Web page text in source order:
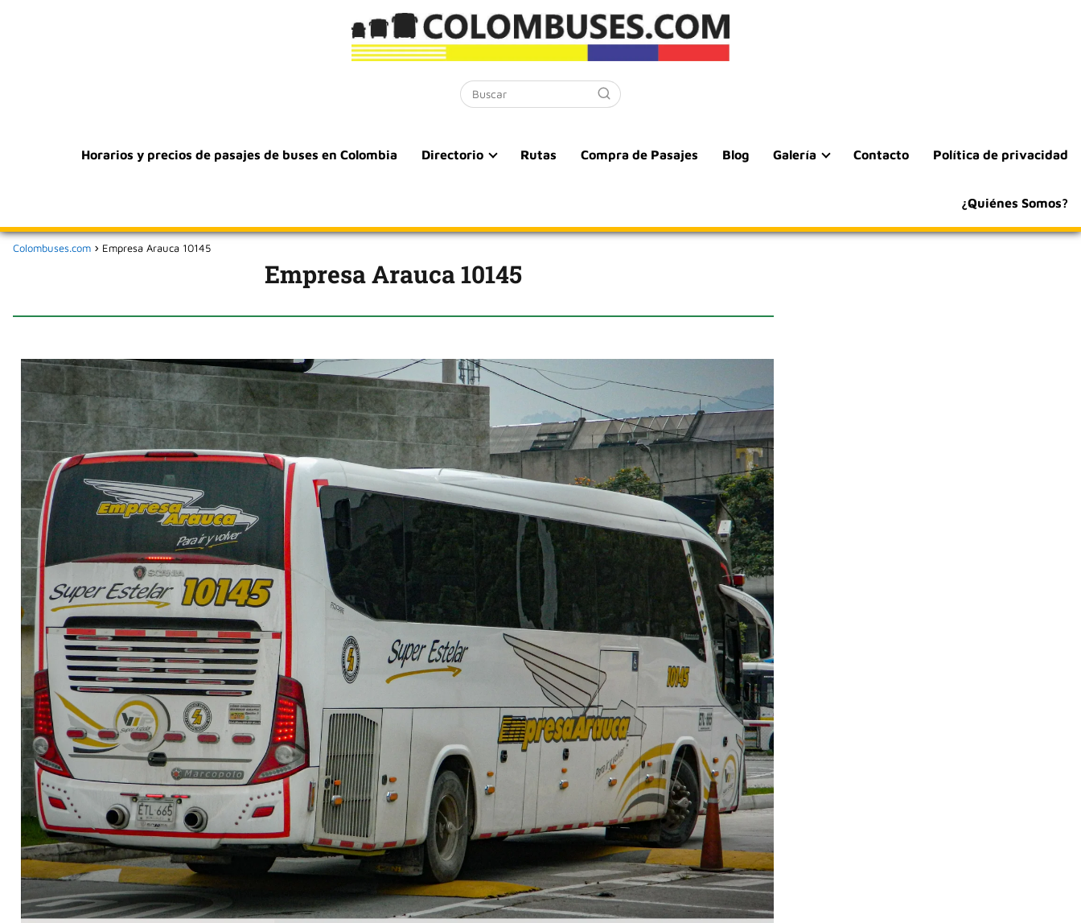
Horarios y precios de pasajes de buses en Colombia Directorio Rutas Compra de Pasajes Blog Galería Contacto Política de privacidad
¿Quiénes Somos?
Colombuses.com Empresa Arauca 10145
Empresa Arauca 10145